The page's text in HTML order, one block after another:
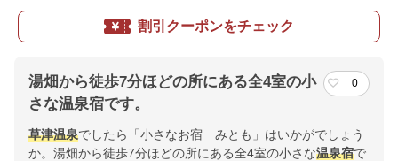
割引クーポンをチェック
湯畑から徒歩7分ほどの所にある全4室の小
さな温泉宿です。
0
草津温泉でしたら「小さなお宿 みとも」はいかがでしょう
か。湯畑から徒歩7分ほどの所にある全4室の小さな温泉宿で